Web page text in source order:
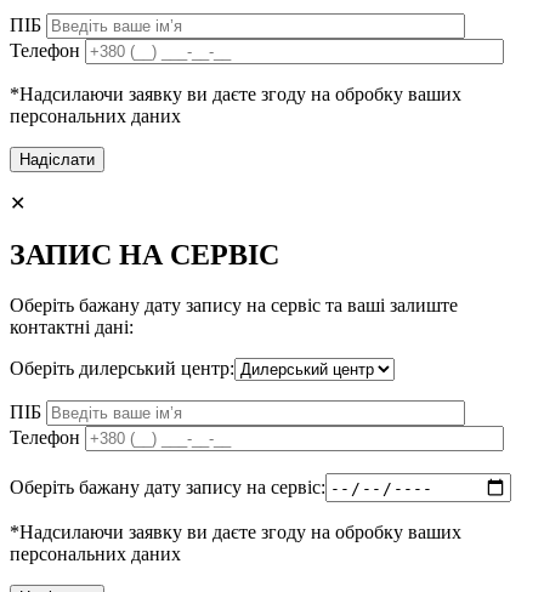
ПІБ
Телефон
*Надсилаючи заявку ви даєте згоду на обробку ваших
персональних даних
✕
ЗАПИС НА СЕРВІС
Оберіть бажану дату запису на сервіс та ваші залиште
контактні дані:
Оберіть дилерський центр:
ПІБ
Телефон
Оберіть бажану дату запису на сервіс:
*Надсилаючи заявку ви даєте згоду на обробку ваших
персональних даних